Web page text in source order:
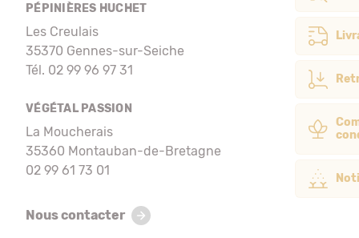
PÉPINIÈRES HUCHET
Les Creulais
35370 Gennes-sur-Seiche
Tél. 02 99 96 97 31
VÉGÉTAL PASSION
La Moucherais
35360 Montauban-de-Bretagne
02 99 61 73 01
Nous contacter